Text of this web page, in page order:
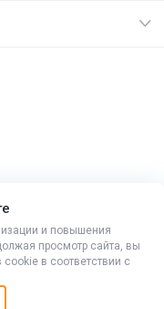
10,(863) 333-94-78
сайт с
и повышения
просмотр сайта, вы
в соответствии с